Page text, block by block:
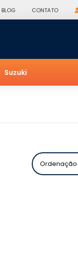
BLOG CONTATO
Suzuki